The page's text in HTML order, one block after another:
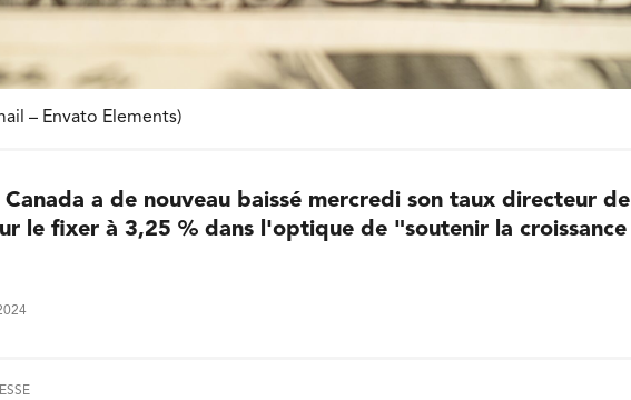
– Envato Elements)
Canada a de nouveau baissé mercredi son taux directeur de
le fixer à 3,25 % dans l'optique de "soutenir la croissance